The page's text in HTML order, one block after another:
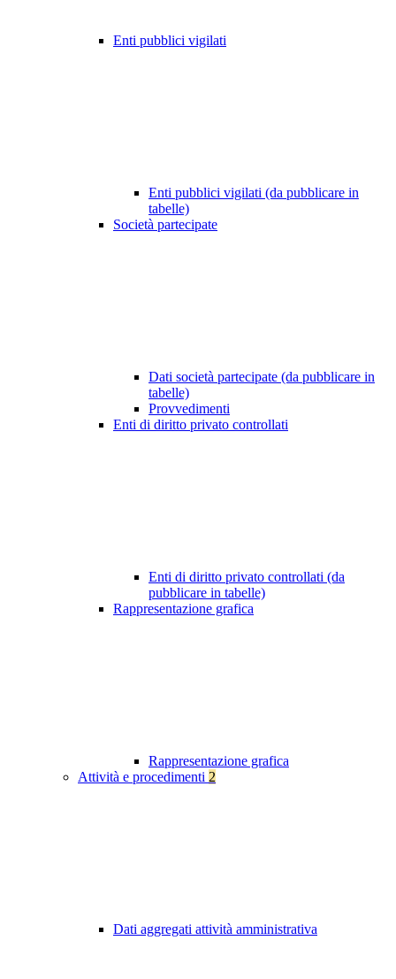
Enti pubblici vigilati
Enti pubblici vigilati (da pubblicare in
tabelle)
Società partecipate
Dati società partecipate (da pubblicare in
tabelle)
Provvedimenti
Enti di diritto privato controllati
Enti di diritto privato controllati (da
pubblicare in tabelle)
Rappresentazione grafica
Rappresentazione grafica
Attività e procedimenti 2
Dati aggregati attività amministrativa